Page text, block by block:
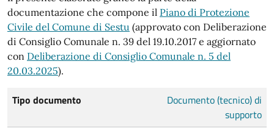
documentazione che compone il Piano di Protezione
Civile del Comune di Sestu (approvato con Deliberazione
di Consiglio Comunale n. 39 del 19.10.2017 e aggiornato
con Deliberazione di Consiglio Comunale n. 5 del
20.03.2025).
Tipo documento
Documento (tecnico) di
supporto